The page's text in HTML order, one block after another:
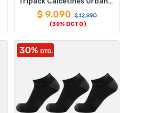
$ 9.090 $12.990
(30% DCTO)